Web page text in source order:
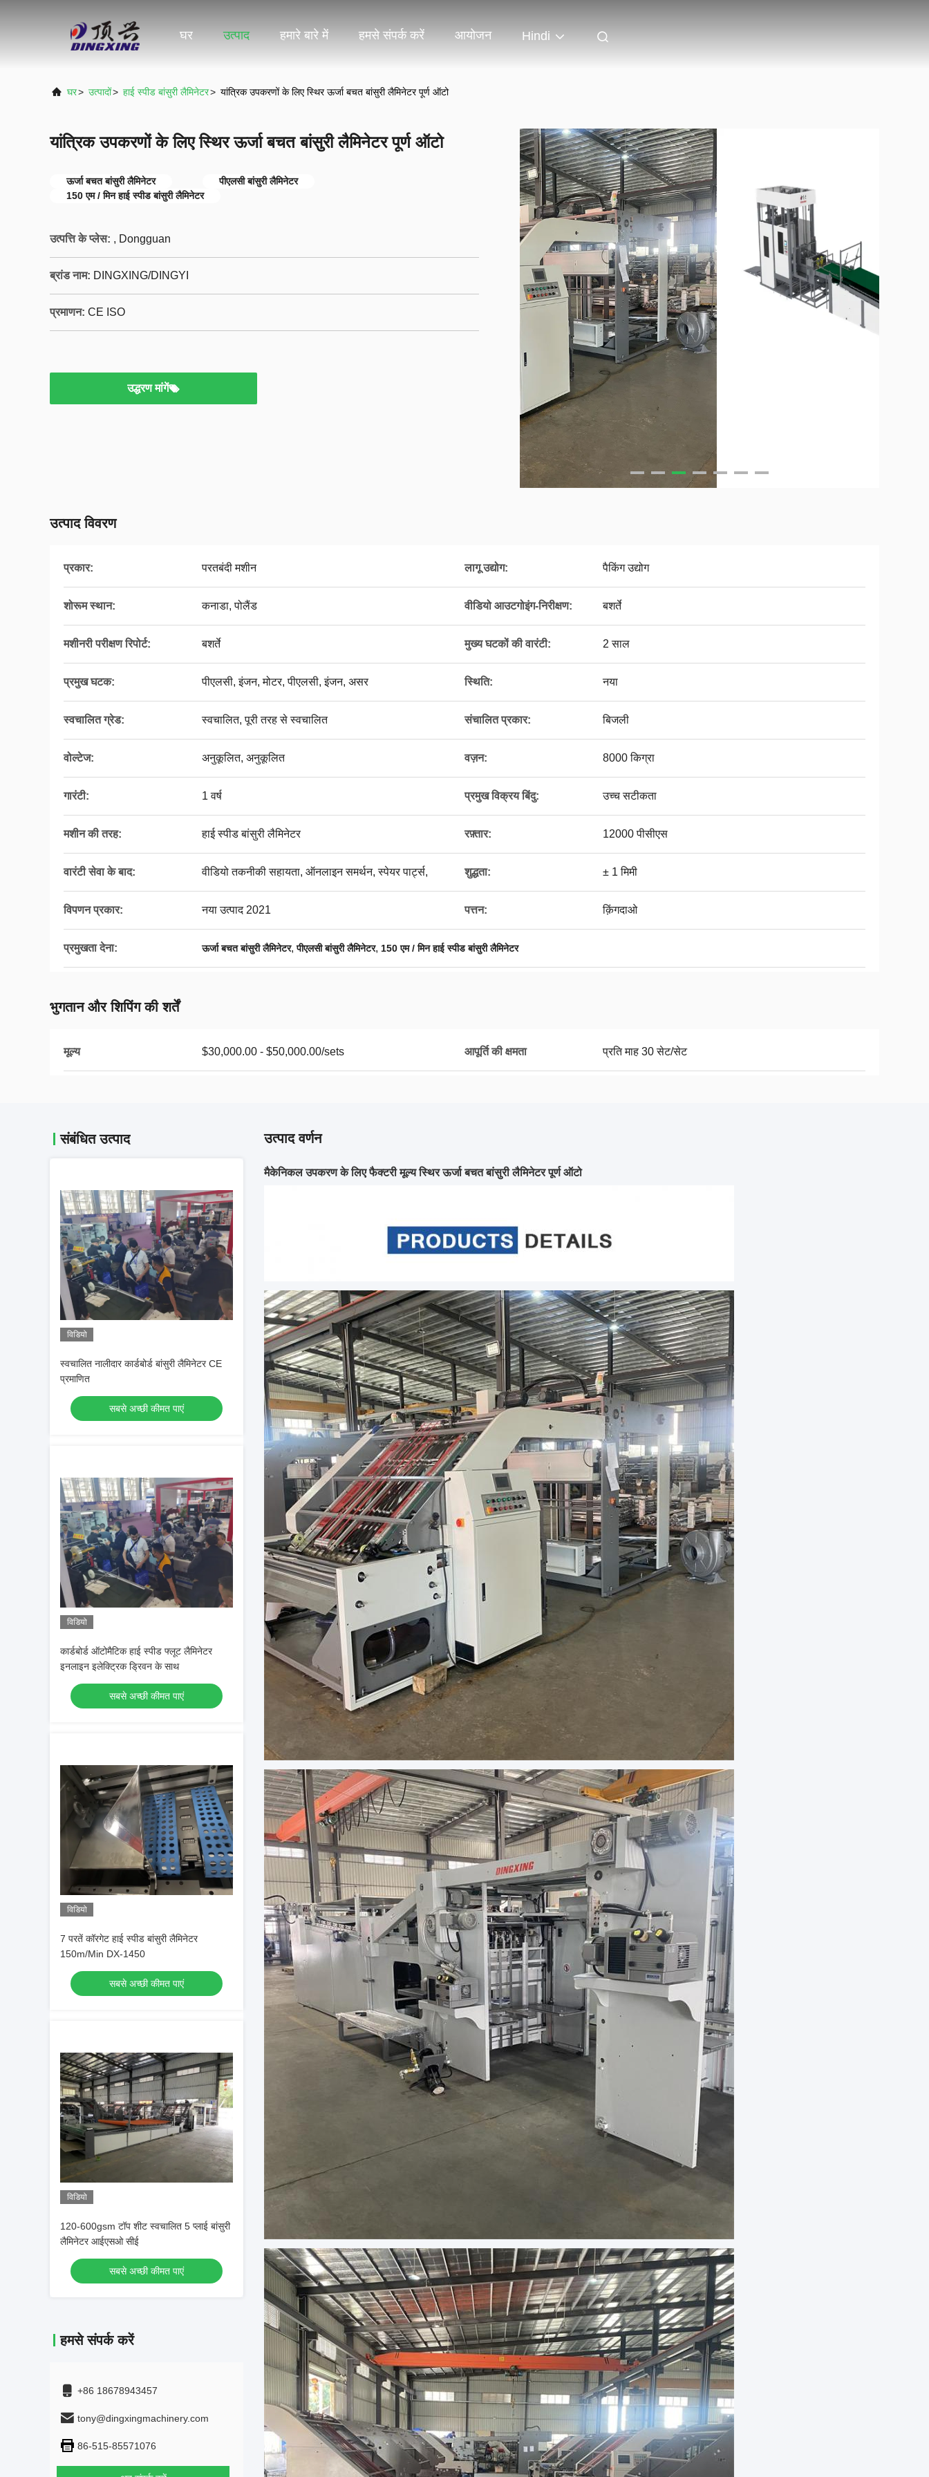
घर उत्पाद हमारे बारे में हमसे संपर्क करें आयोजन Hindi
घर> उत्पादों> हाई स्पीड बांसुरी लैमिनेटर> यांत्रिक उपकरणों के लिए स्थिर ऊर्जा बचत बांसुरी लैमिनेटर पूर्ण ऑटो
यांत्रिक उपकरणों के लिए स्थिर ऊर्जा बचत बांसुरी लैमिनेटर पूर्ण ऑटो
ऊर्जा बचत बांसुरी लैमिनेटर
पीएलसी बांसुरी लैमिनेटर
150 एम / मिन हाई स्पीड बांसुरी लैमिनेटर
उत्पत्ति के प्लेस: , Dongguan
ब्रांड नाम: DINGXING/DINGYI
प्रमाणन: CE ISO
उद्धरण मांगें
उत्पाद विवरण
प्रकार: परतबंदी मशीन लागू उद्योग: पैकिंग उद्योग
शोरूम स्थान: कनाडा, पोलैंड वीडियो आउटगोइंग-निरीक्षण: बशर्ते
मशीनरी परीक्षण रिपोर्ट: बशर्ते मुख्य घटकों की वारंटी: 2 साल
प्रमुख घटक: पीएलसी, इंजन, मोटर, पीएलसी, इंजन, असर स्थिति: नया
स्वचालित ग्रेड: स्वचालित, पूरी तरह से स्वचालित संचालित प्रकार: बिजली
वोल्टेज: अनुकूलित, अनुकूलित वज़न: 8000 किग्रा
गारंटी: 1 वर्ष प्रमुख विक्रय बिंदु: उच्च सटीकता
मशीन की तरह: हाई स्पीड बांसुरी लैमिनेटर रफ़्तार: 12000 पीसीएस
वारंटी सेवा के बाद: वीडियो तकनीकी सहायता, ऑनलाइन समर्थन, स्पेयर पार्ट्स, शुद्धता: ± 1 मिमी
विपणन प्रकार: नया उत्पाद 2021 पत्तन: क़िंगदाओ
प्रमुखता देना: ऊर्जा बचत बांसुरी लैमिनेटर,पीएलसी बांसुरी लैमिनेटर, 150 एम / मिन हाई स्पीड बांसुरी लैमिनेटर
भुगतान और शिपिंग की शर्तें
मूल्य $30,000.00 - $50,000.00/sets आपूर्ति की क्षमता प्रति माह 30 सेट/सेट
संबंधित उत्पाद
विडियो
स्वचालित नालीदार कार्डबोर्ड बांसुरी लैमिनेटर CE
प्रमाणित
सबसे अच्छी कीमत पाएं
विडियो
कार्डबोर्ड ऑटोमैटिक हाई स्पीड फ्लूट लैमिनेटर
इनलाइन इलेक्ट्रिक ड्रिवन के साथ
सबसे अच्छी कीमत पाएं
विडियो
7 परतें कॉरगेट हाई स्पीड बांसुरी लैमिनेटर
150m/Min DX-1450
सबसे अच्छी कीमत पाएं
विडियो
120-600gsm टॉप शीट स्वचालित 5 प्लाई बांसुरी
लैमिनेटर आईएसओ सीई
सबसे अच्छी कीमत पाएं
हमसे संपर्क करें
+86 18678943457
tony@dingxingmachinery.com
86-515-85571076
उत्पाद वर्णन
मैकेनिकल उपकरण के लिए फैक्टरी मूल्य स्थिर ऊर्जा बचत बांसुरी लैमिनेटर पूर्ण ऑटो